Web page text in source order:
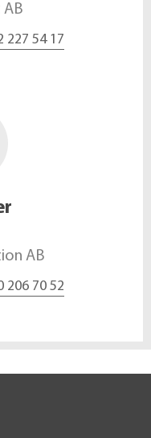
AB
227 54 17
AB
206 70 52